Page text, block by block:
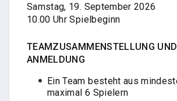
Samstag, 19. September 2026
10.00 Uhr Spielbeginn
TEAMZUSAMMENSTELLUNG UND
ANMELDUNG
Ein Team besteht aus
maximal 6 Spielern